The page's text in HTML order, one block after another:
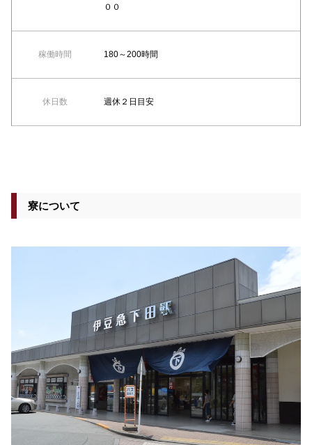
００
稼働時間 180～200時間
休日数 週休２日目安
寮について